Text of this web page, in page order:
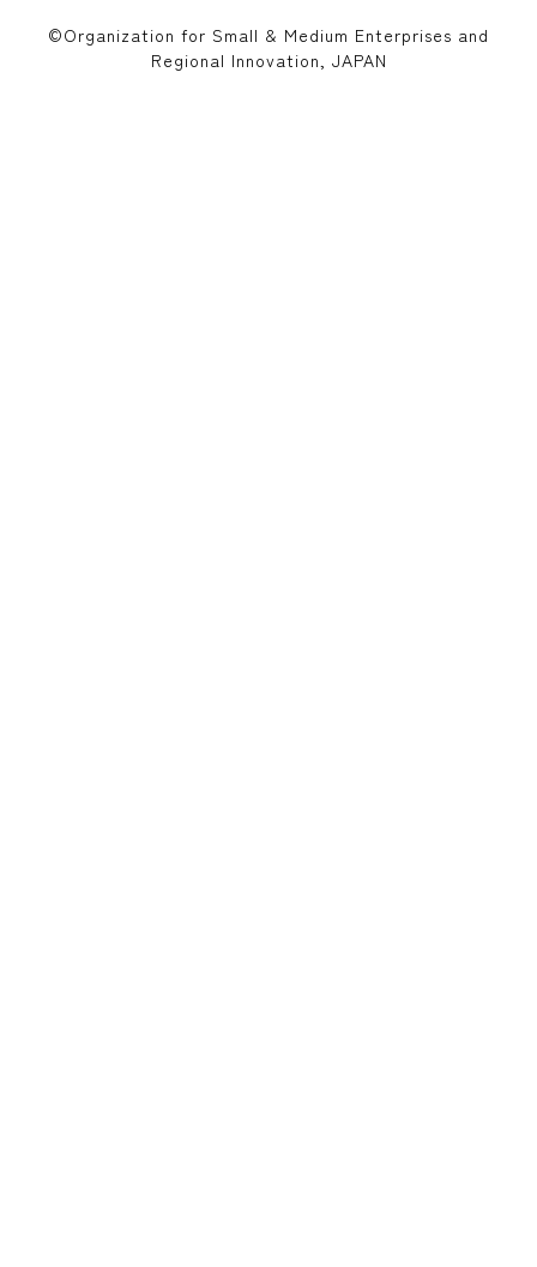
©Organization for Small & Medium Enterprises and
Regional Innovation, JAPAN